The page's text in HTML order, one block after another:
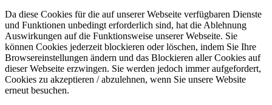
Da diese Cookies für die auf unserer Webseite verfügbaren Dienste
und Funktionen unbedingt erforderlich sind, hat die Ablehnung
Auswirkungen auf die Funktionsweise unserer Webseite. Sie
können Cookies jederzeit blockieren oder löschen, indem Sie Ihre
Browsereinstellungen ändern und das Blockieren aller Cookies auf
dieser Webseite erzwingen. Sie werden jedoch immer aufgefordert,
Cookies zu akzeptieren / abzulehnen, wenn Sie unsere Website
erneut besuchen.